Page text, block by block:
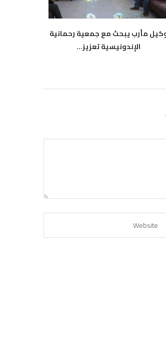
مأرب يبحث مع جمعية رحمانية
الإندونيسية تعزيز...